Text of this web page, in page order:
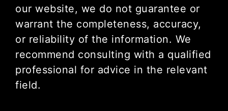
our website, we do not guarantee or
warrant the completeness, accuracy,
or reliability of the information. We
recommend consulting with a qualified
professional for advice in the relevant
field.